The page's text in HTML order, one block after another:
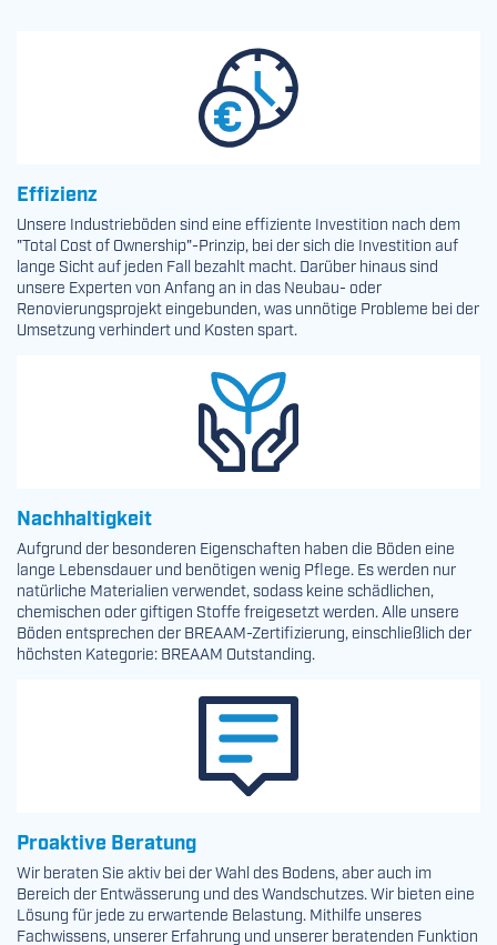
Effizienz
Unsere Industrieböden sind eine effiziente Investition nach dem
"Total Cost of Ownership"-Prinzip, bei der sich die Investition auf
lange Sicht auf jeden Fall bezahlt macht. Darüber hinaus sind
unsere Experten von Anfang an in das Neubau- oder
Renovierungsprojekt eingebunden, was unnötige Probleme bei der
Umsetzung verhindert und Kosten spart.
Nachhaltigkeit
Aufgrund der besonderen Eigenschaften haben die Böden eine
lange Lebensdauer und benötigen wenig Pflege. Es werden nur
natürliche Materialien verwendet, sodass keine schädlichen,
chemischen oder giftigen Stoffe freigesetzt werden. Alle unsere
Böden entsprechen der BREAAM-Zertifizierung, einschließlich der
höchsten Kategorie: BREAAM Outstanding.
Proaktive Beratung
Wir beraten Sie aktiv bei der Wahl des Bodens, aber auch im
Bereich der Entwässerung und des Wandschutzes. Wir bieten eine
Lösung für jede zu erwartende Belastung. Mithilfe unseres
Fachwissens, unserer Erfahrung und unserer beratenden Funktion